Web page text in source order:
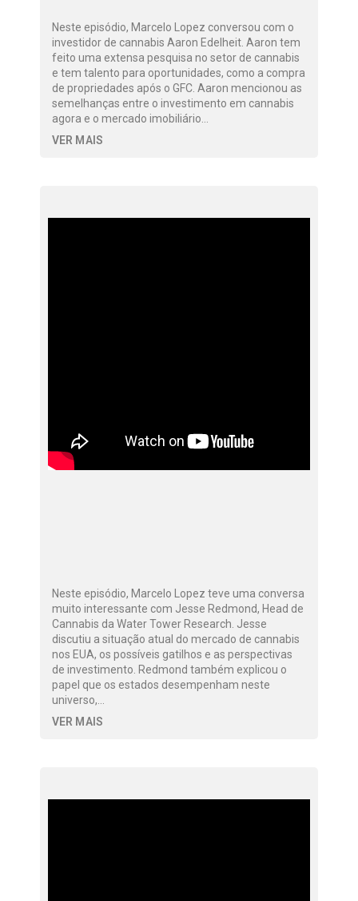
Neste episódio, Marcelo Lopez conversou com o
investidor de cannabis Aaron Edelheit. Aaron tem
feito uma extensa pesquisa no setor de cannabis
e tem talento para oportunidades, como a compra
de propriedades após o GFC. Aaron mencionou as
semelhanças entre o investimento em cannabis
agora e o mercado imobiliário…
VER MAIS
Neste episódio, Marcelo Lopez teve uma conversa
muito interessante com Jesse Redmond, Head de
Cannabis da Water Tower Research. Jesse
discutiu a situação atual do mercado de cannabis
nos EUA, os possíveis gatilhos e as perspectivas
de investimento. Redmond também explicou o
papel que os estados desempenham neste
universo,…
VER MAIS